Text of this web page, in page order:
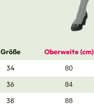
Größe Oberweite (cm)
34
80
36 84
38 88